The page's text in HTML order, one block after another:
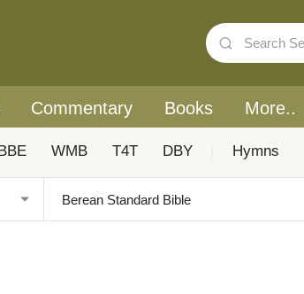
Commentary Books More..
WMB T4T DBY Hymns